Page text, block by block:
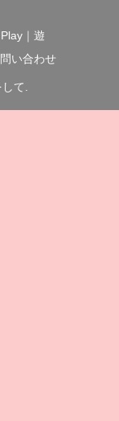
Play｜遊
い合わせ
て.